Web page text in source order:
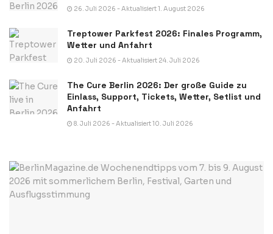
26. Juli 2026 - Aktualisiert 1. August 2026
Treptower Parkfest 2026: Finales Programm,
Wetter und Anfahrt
20. Juli 2026 - Aktualisiert 24. Juli 2026
The Cure Berlin 2026: Der große Guide zu
Einlass, Support, Tickets, Wetter, Setlist und
Anfahrt
8. Juli 2026 - Aktualisiert 10. Juli 2026